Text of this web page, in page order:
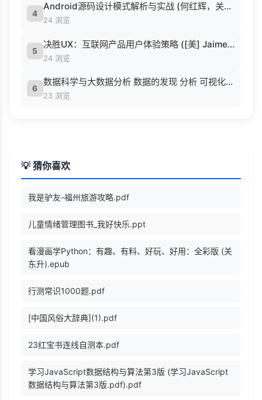
4
Android源码设计模式解析与实战 (何红辉，关爱民著, 何红辉, 关爱民著, 何红辉, 关爱民).pdf
24 浏览
5
决胜UX：互联网产品用户体验策略 ([美] Jaime Levy [[美] Jaime Levy]).epub
24 浏览
6
数据科学与大数据分析 数据的发现 分析 可视化与表示 ( etc.).epub
23 浏览
💡 猜你喜欢
我是驴友-福州旅游攻略.pdf
儿童情绪管理图书_我好快乐.ppt
看漫画学Python：有趣、有料、好玩、好用：全彩版 (关
东升).epub
行测常识1000题.pdf
[中国风俗大辞典](1).pdf
23红宝书连线自测本.pdf
学习JavaScript数据结构与算法第3版 (学习JavaScript
数据结构与算法第3版.pdf).pdf